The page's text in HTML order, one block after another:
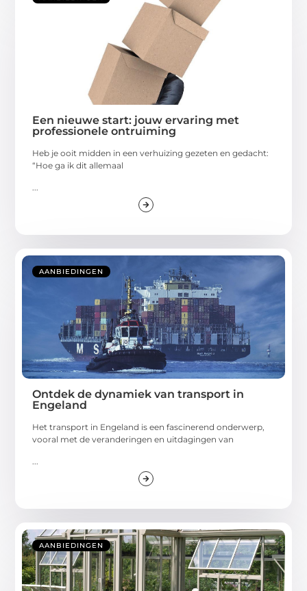
Een nieuwe start: jouw ervaring met
professionele ontruiming
Heb je ooit midden in een verhuizing gezeten en gedacht:
“Hoe ga ik dit allemaal
...
AANBIEDINGEN
Ontdek de dynamiek van transport in
Engeland
Het transport in Engeland is een fascinerend onderwerp,
vooral met de veranderingen en uitdagingen van
...
AANBIEDINGEN